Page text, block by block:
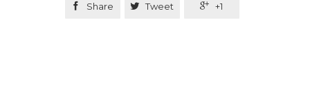
 Share  Tweet  +1